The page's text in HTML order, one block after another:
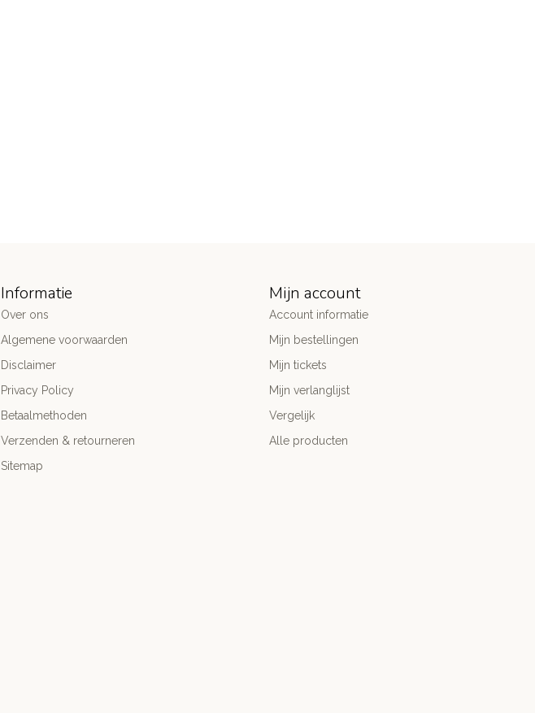
Informatie
Over ons
Algemene voorwaarden
Disclaimer
Privacy Policy
Betaalmethoden
Verzenden & retourneren
Sitemap
Mijn account
Account informatie
Mijn bestellingen
Mijn tickets
Mijn verlanglijst
Vergelijk
Alle producten